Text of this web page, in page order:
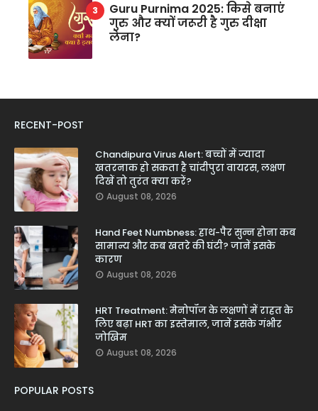
Guru Purnima 2025: किसे बनाएं
गुरु और क्यों जरूरी है गुरु दीक्षा
लेना?
RECENT-POST
Chandipura Virus Alert: बच्चों में ज्यादा
खतरनाक हो सकता है चांदीपुरा वायरस, लक्षण
दिखें तो तुरंत क्या करें?
August 08, 2026
Hand Feet Numbness: हाथ-पैर सुन्न होना कब
सामान्य और कब खतरे की घंटी? जानें इसके
कारण
August 08, 2026
HRT Treatment: मेनोपॉज के लक्षणों में राहत के
लिए बढ़ा HRT का इस्तेमाल, जानें इसके गंभीर
जोखिम
August 08, 2026
POPULAR POSTS